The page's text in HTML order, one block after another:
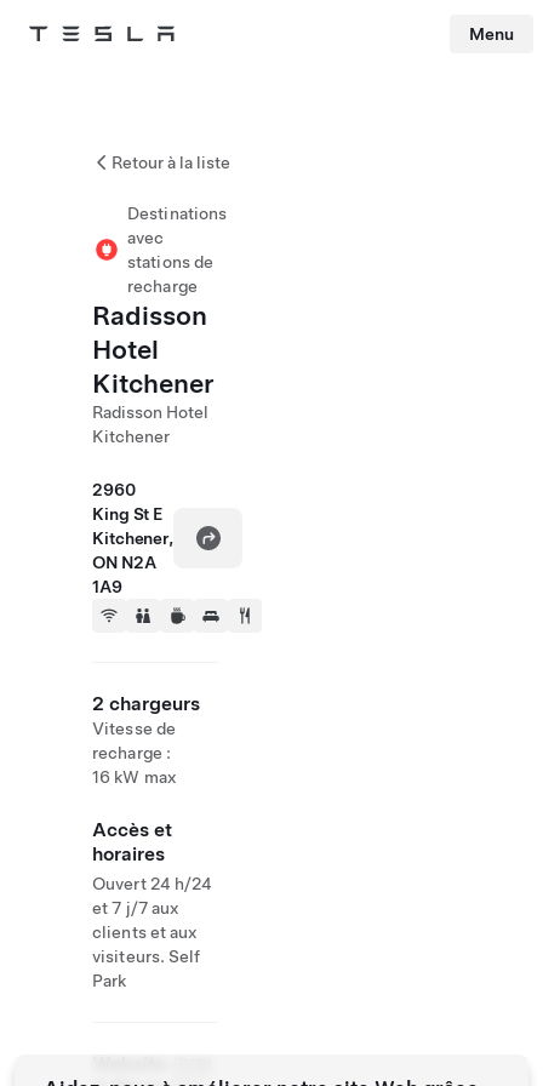
Tesla Menu
Retour à la liste
Destinations
avec
stations de
recharge
Radisson
Hotel
Kitchener
Radisson Hotel
Kitchener
2960
King St E
Kitchener,
ON N2A
1A9
2 chargeurs
Vitesse de
recharge :
16 kW max
Accès et
horaires
Ouvert 24 h/24
et 7 j/7 aux
clients et aux
visiteurs. Self
Park